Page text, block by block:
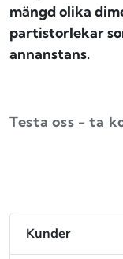
mängd olika
partistorlekar
annanstans.
Testa oss - ta
Kunder